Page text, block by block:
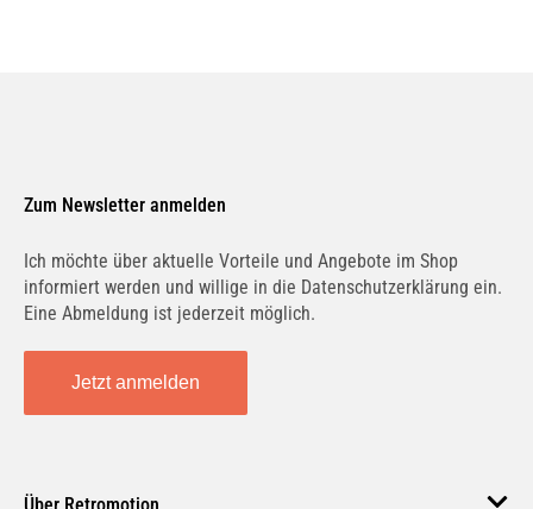
Zum Newsletter anmelden
Ich möchte über aktuelle Vorteile und Angebote im Shop
informiert werden und willige in die Datenschutzerklärung ein.
Eine Abmeldung ist jederzeit möglich.
Jetzt anmelden